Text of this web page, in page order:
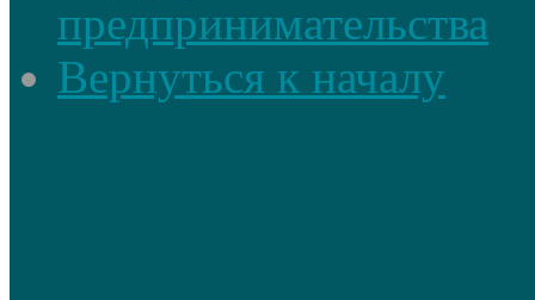
предпринимательства
Вернуться к началу